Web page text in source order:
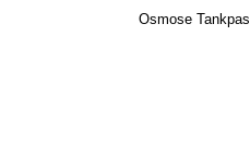
Osmose Tankpas